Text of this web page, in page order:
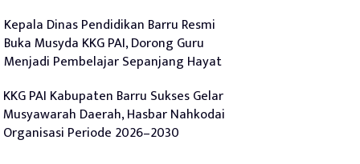
Kepala Dinas Pendidikan Barru Resmi
Buka Musyda KKG PAI, Dorong Guru
Menjadi Pembelajar Sepanjang Hayat
KKG PAI Kabupaten Barru Sukses Gelar
Musyawarah Daerah, Hasbar Nahkodai
Organisasi Periode 2026–2030